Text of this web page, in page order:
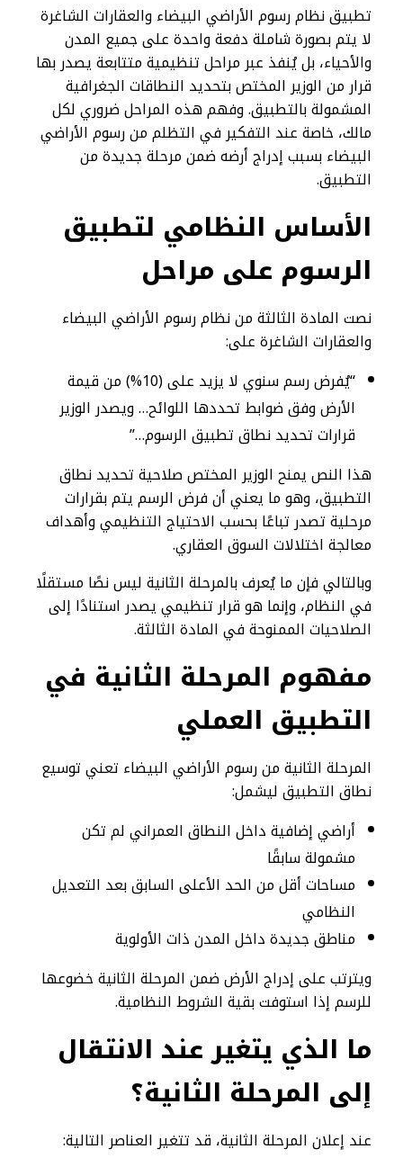
تطبيق نظام رسوم الأراضي البيضاء والعقارات الشاغرة
لا يتم بصورة شاملة دفعة واحدة على جميع المدن
والأحياء، بل يُنفذ عبر مراحل تنظيمية متتابعة يصدر بها
قرار من الوزير المختص بتحديد النطاقات الجغرافية
المشمولة بالتطبيق. وفهم هذه المراحل ضروري لكل
مالك، خاصة عند التفكير في التظلم من رسوم الأراضي
البيضاء بسبب إدراج أرضه ضمن مرحلة جديدة من
التطبيق.
الأساس النظامي لتطبيق
الرسوم على مراحل
نصت المادة الثالثة من نظام رسوم الأراضي البيضاء
والعقارات الشاغرة على:
“يُفرض رسم سنوي لا يزيد على (10%) من قيمة
الأرض وفق ضوابط تحددها اللوائح… ويصدر الوزير
قرارات تحديد نطاق تطبيق الرسوم…”
هذا النص يمنح الوزير المختص صلاحية تحديد نطاق
التطبيق، وهو ما يعني أن فرض الرسم يتم بقرارات
مرحلية تصدر تباعًا بحسب الاحتياج التنظيمي وأهداف
معالجة اختلالات السوق العقاري.
وبالتالي فإن ما يُعرف بالمرحلة الثانية ليس نصًا مستقلًا
في النظام، وإنما هو قرار تنظيمي يصدر استنادًا إلى
الصلاحيات الممنوحة في المادة الثالثة.
مفهوم المرحلة الثانية في
التطبيق العملي
المرحلة الثانية من رسوم الأراضي البيضاء تعني توسيع
نطاق التطبيق ليشمل:
أراضي إضافية داخل النطاق العمراني لم تكن
مشمولة سابقًا
مساحات أقل من الحد الأعلى السابق بعد التعديل
النظامي
مناطق جديدة داخل المدن ذات الأولوية
ويترتب على إدراج الأرض ضمن المرحلة الثانية خضوعها
للرسم إذا استوفت بقية الشروط النظامية.
ما الذي يتغير عند الانتقال
إلى المرحلة الثانية؟
عند إعلان المرحلة الثانية، قد تتغير العناصر التالية: